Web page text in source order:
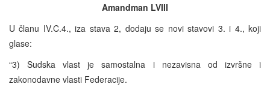
Amandman LVIII
U članu IV.C.4., iza stava 2, dodaju se novi stavovi 3. i 4., koji
glase:
“3) Sudska vlast je samostalna i nezavisna od izvršne i
zakonodavne vlasti Federacije.